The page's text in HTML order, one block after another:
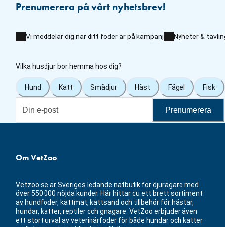
Prenumerera på vårt nyhetsbrev!
Vi meddelar dig när ditt foder är på kampanj Nyheter &
Vilka husdjur bor hemma hos dig?
Hund Katt Smådjur Häst Fågel Fisk
Prenumerera
Om VetZoo
Vetzoo.se är Sveriges ledande nätbutik för djurägare med
över 550 000 nöjda kunder. Här hittar du ett brett sortiment
av hundfoder, kattmat, kattsand och tillbehör för hästar,
hundar, katter, reptiler och gnagare. VetZoo erbjuder även
ett stort urval av veterinärfoder för både hundar och katter